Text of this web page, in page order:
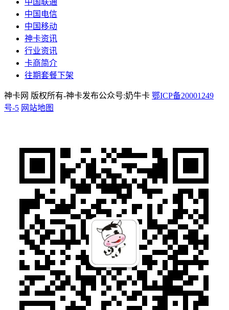
中国电信
中国移动
神卡资讯
行业资讯
卡商简介
往期套餐下架
神卡网 版权所有-神卡发布公众号:奶牛卡 鄂ICP备20001249
号-5 网站地图